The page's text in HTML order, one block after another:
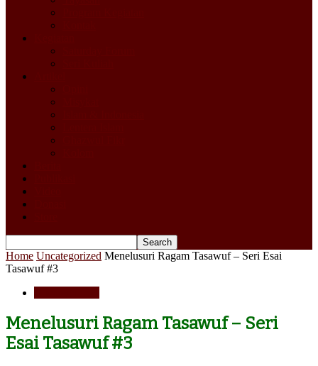
Home Uncategorized Menelusuri Ragam Tasawuf – Seri Esai
Tasawuf #3
Menelusuri Ragam Tasawuf – Seri
Esai Tasawuf #3